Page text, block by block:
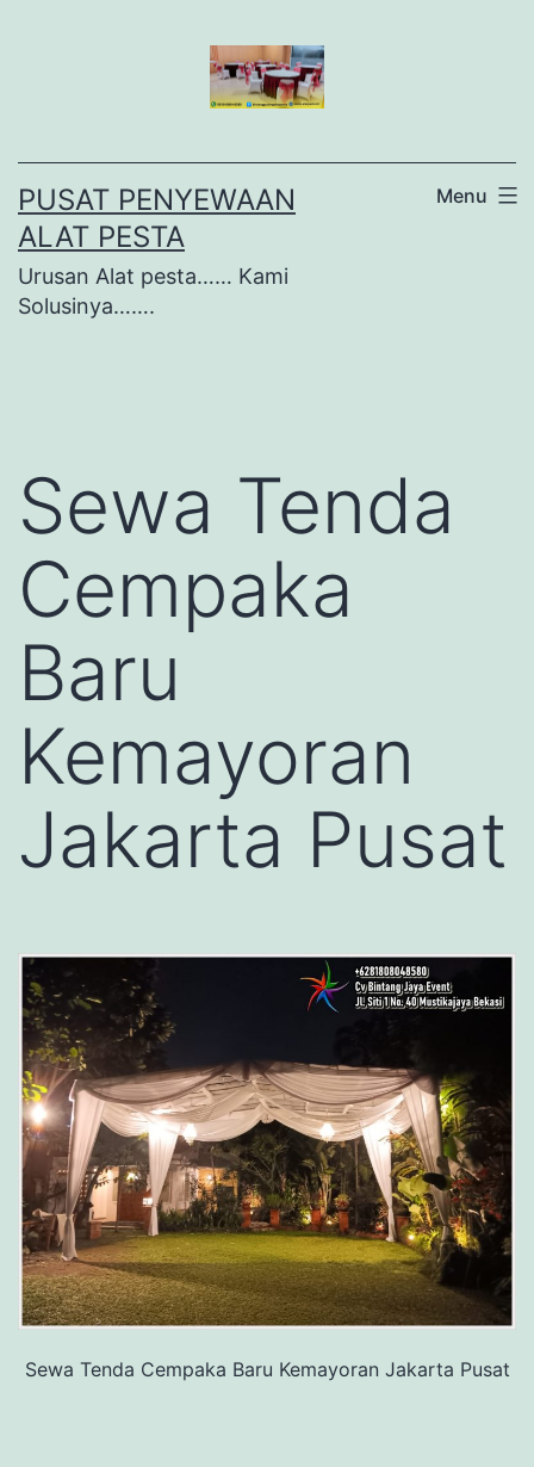
PUSAT PENYEWAAN
ALAT PESTA
Urusan Alat pesta…… Kami
Solusinya…….
Menu
Sewa Tenda
Cempaka
Baru
Kemayoran
Jakarta Pusat
Sewa Tenda Cempaka Baru Kemayoran Jakarta Pusat